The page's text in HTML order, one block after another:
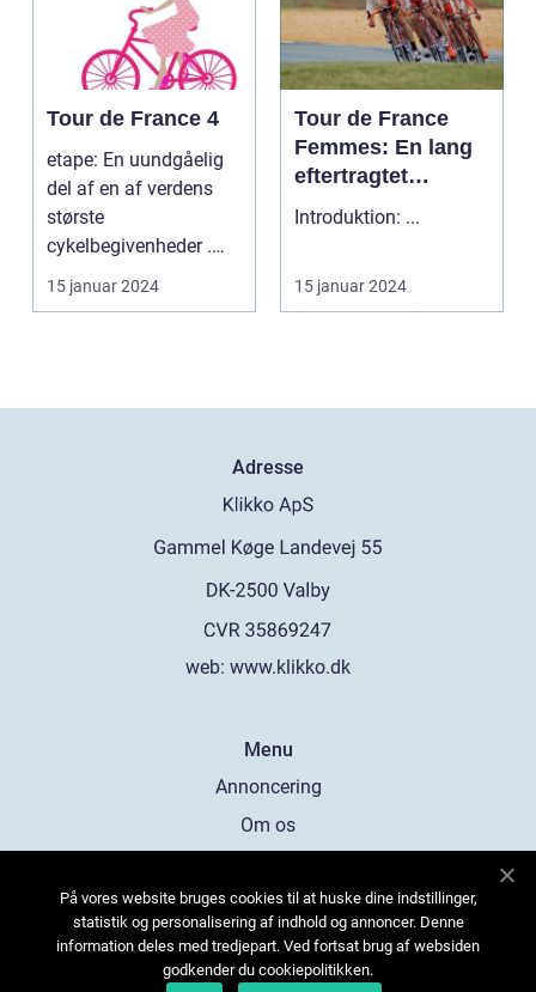
Tour de France 4
etape: En uundgåelig
del af en af verdens
største
cykelbegivenheder .
etape: En uundgåelig
del af ...
15 januar 2024
Tour de France
Femmes: En lang
eftertragtet
kvindelig udgave
Introduktion: ...
15 januar 2024
Adresse
web: www.klikko.dk
Menu
Annoncering
Om os
Kontakt os
Sitemap
På vores website bruges cookies til at huske dine indstillinger,
statistik og personalisering af indhold og annoncer. Denne
information deles med tredjepart. Ved fortsat brug af websiden
godkender du cookiepolitikken.